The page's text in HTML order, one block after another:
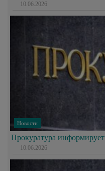
10.06.2026
Новости
Прокуратура информирует
10.06.2026